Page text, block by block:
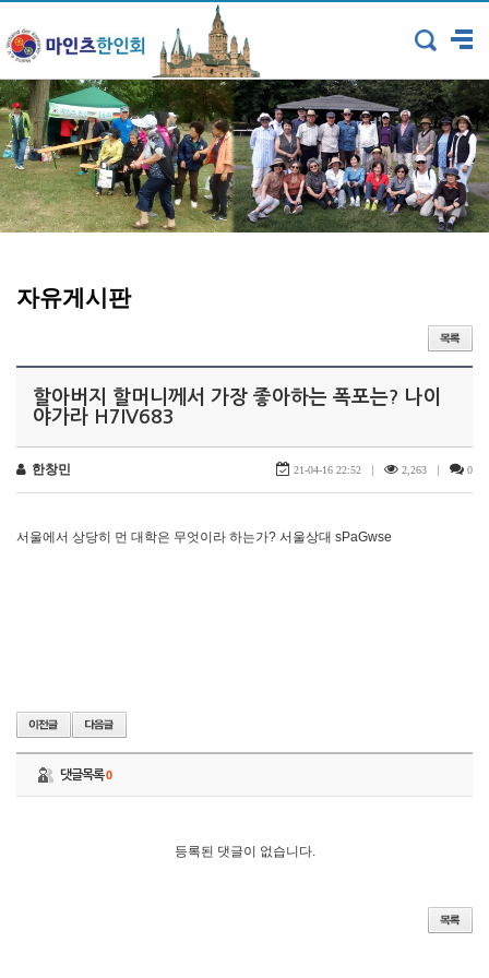
자유게시판
할아버지 할머니께서 가장 좋아하는 폭포는? 나이
야가라 H7IV683
한창민 21-04-16 22:52 2,263 0
서울에서 상당히 먼 대학은 무엇이라 하는가? 서울상대 sPaGwse
댓글목록0
등록된 댓글이 없습니다.